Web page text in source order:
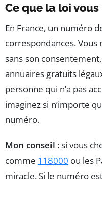
Ce que la loi
En France, un numéro
correspondances.
sans son
annuaires gratuits
personne qui n’a pas
imaginez si n’importe
numéro.
Mon conseil : si vous
comme 118000 ou les
miracle. Si le numéro